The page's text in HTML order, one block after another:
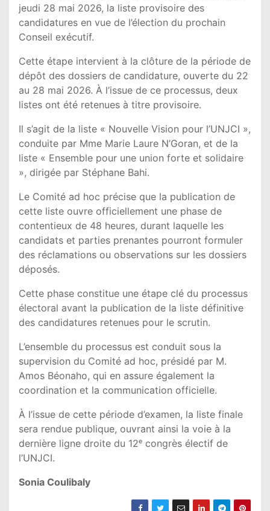
jeudi 28 mai 2026, la liste provisoire des
candidatures en vue de l’élection du prochain
Conseil exécutif.
Cette étape intervient à la clôture de la période de
dépôt des dossiers de candidature, ouverte du 22
au 28 mai 2026. À l’issue de ce processus, deux
listes ont été retenues à titre provisoire.
Il s’agit de la liste « Nouvelle Vision pour l’UNJCI »,
conduite par Mme Marie Laure N’Goran, et de la
liste « Ensemble pour une union forte et solidaire
», dirigée par Stéphane Bahi.
Le Comité ad hoc précise que la publication de
cette liste ouvre officiellement une phase de
contentieux de 48 heures, durant laquelle les
candidats et parties prenantes pourront formuler
des réclamations ou observations sur les dossiers
déposés.
Cette phase constitue une étape clé du processus
électoral avant la publication de la liste définitive
des candidatures retenues pour le scrutin.
L’ensemble du processus est conduit sous la
supervision du Comité ad hoc, présidé par M.
Amos Béonaho, qui en assure également la
coordination et la communication officielle.
À l’issue de cette période d’examen, la liste finale
sera rendue publique, ouvrant ainsi la voie à la
dernière ligne droite du 12ᵉ congrès électif de
l’UNJCI.
Sonia Coulibaly